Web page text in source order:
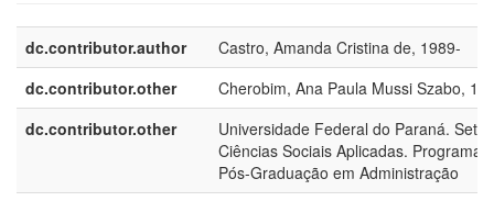
dc.contributor.author
Castro, Amanda Cristina de, 1989-
dc.contributor.other
Cherobim, Ana Paula Mussi Szabo,
dc.contributor.other
Universidade Federal do Paraná.
Ciências Sociais Aplicadas. Programa
Pós-Graduação em Administração